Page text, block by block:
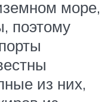
море,
поэтому
из них,